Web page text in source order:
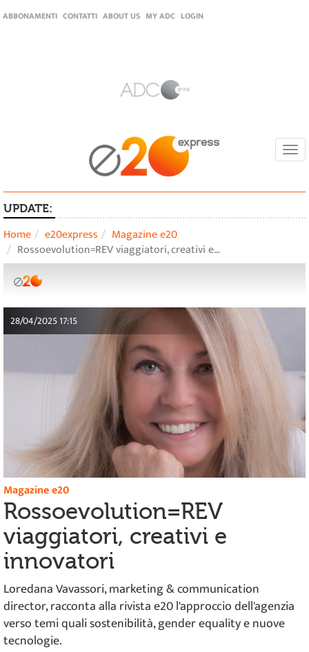
ABBONAMENTI CONTATTI ABOUT US MY ADC LOGIN
UPDATE:
Home e20express
Magazine e20
Rossoevolution=REV viaggiatori, creativi e…
28/04/2025 17:15
Magazine e20
Rossoevolution=REV
viaggiatori, creativi e
innovatori
Loredana Vavassori, marketing & communication
director, racconta alla rivista e20 l'approccio dell'agenzia
verso temi quali sostenibilità, gender equality e nuove
tecnologie.